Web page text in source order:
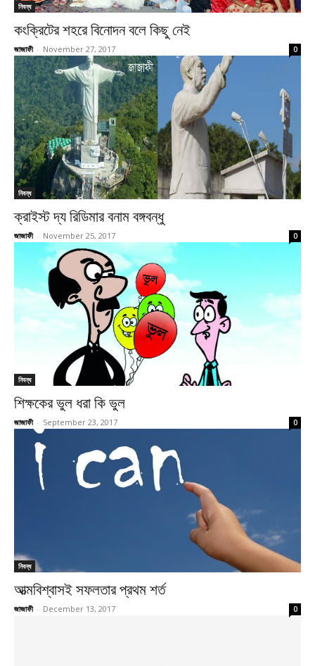
নিবন্ধ
কংক্রিটের শহরে বিনোদন বলে কিছু নেই
জাজাফী - November 27, 2017 0
নিবন্ধ
ক্রাইস্ট দ্য রিডিমার বনাম বঙ্গবন্ধু
জাজাফী - November 25, 2017 0
নিবন্ধ
শিক্ষকের ভুল ধরা কি ভুল
জাজাফী - September 23, 2017 0
নিবন্ধ
আত্মবিশ্বাসই সফলতার প্রথম শর্ত
জাজাফী - December 13, 2017 0